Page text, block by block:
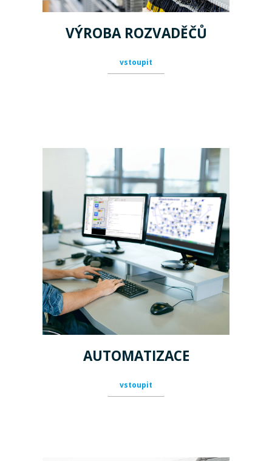
VÝROBA ROZVADĚČŮ
vstoupit
AUTOMATIZACE
vstoupit